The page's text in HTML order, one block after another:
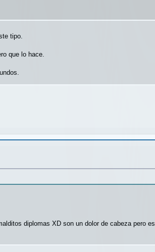
tipo.
que lo hace.
diplomas XD son un dolor de cabeza pero es